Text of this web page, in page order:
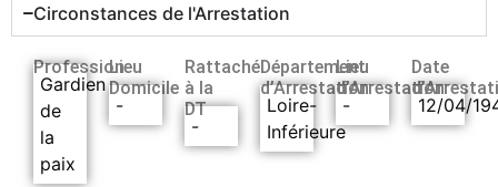
Circonstances de l'Arrestation
Profession
Gardien
de
la
paix
Lieu
Domicile
-
Rattaché
à la
DT
-
Département
d’Arrestation
Loire-
Inférieure
Lieu
d’Arrestation
-
Date
12/04/